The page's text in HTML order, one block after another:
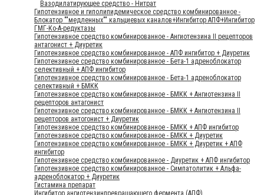
Вазодилатирующее средство - Нитрат
Гипотензивное и гиполипидемическое средство комбинированное -
Блокатор ""медленных"" кальциевых каналов+Ингибитор АПФ+Ингибитор
ГМГ-Ко-А-редуктазы
Гипотензивное средство комбинированное - Ангиотензина II рецепторов
антагонист + Диуретик
Гипотензивное средство комбинированное - АПФ ингибитор + Диуретик
Гипотензивное средство комбинированное - Бета-1 адреноблокатор
селективный + АПФ ингибитор
Гипотензивное средство комбинированное - Бета-1 адреноблокатор
селективный + БМКК
Гипотензивное средство комбинированное - БМКК + Ангиотензина II
рецепторов антагонист
Гипотензивное средство комбинированное - БМКК + Ангиотензина II
рецепторов антогонист + Диуретик
Гипотензивное средство комбинированное - БМКК + АПФ ингибитор
Гипотензивное средство комбинированное - БМКК + Диуретик
Гипотензивное средство комбинированное - БМКК + Диуретик + АПФ
ингибитор
Гипотензивное средство комбинированное - Диуретик + АПФ ингибитор
Гипотензивное средство комбинированное - Симпатолитик + Альфа-
адреноблокатор + Диуретик
Гистамина препарат
Ингибитор ангиотензинпревращающего фермента (АПФ)